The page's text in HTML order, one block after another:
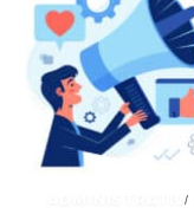
ADMINISTRATIV